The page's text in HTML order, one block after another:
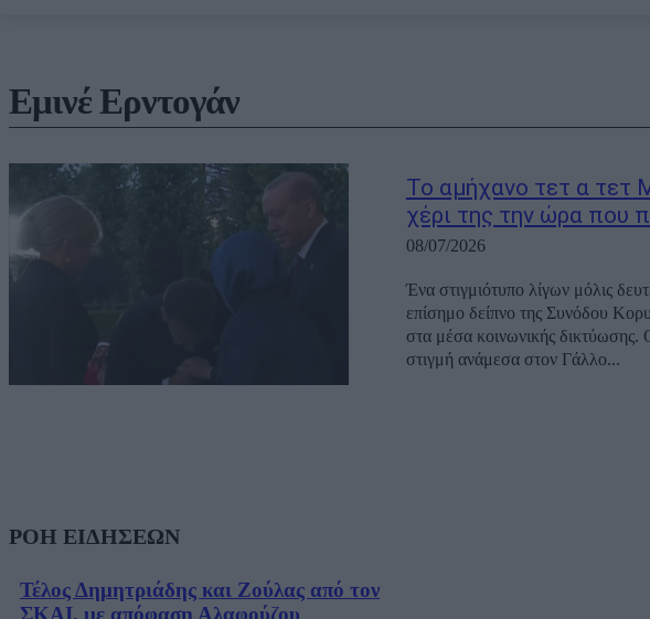
Εμινέ Ερντογάν
Το αμήχανο τετ α τετ
χέρι της την ώρα που
08/07/2026
Ένα στιγμιότυπο λίγων μόλις
επίσημο δείπνο της Συνόδου
στα μέσα κοινωνικής δικτύωσης.
στιγμή ανάμεσα στον Γάλλο...
ΡΟΗ ΕΙΔΗΣΕΩΝ
Τέλος Δημητριάδης και Ζούλας από τον
ΣΚΑΙ, με απόφαση Αλαφούζου